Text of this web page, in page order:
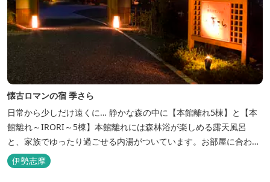
懐古ロマンの宿 季さら
日常から少しだけ遠くに… 静かな森の中に【本館離れ5棟】と【本
館離れ～IRORI～5棟】本館離れには森林浴が楽しめる露天風呂
と、家族でゆったり過ごせる内湯がついています。お部屋に合わせ
た様々なプランがございます。
伊勢志摩